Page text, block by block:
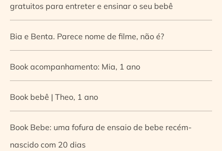
gratuitos para entreter e ensinar o seu bebê
Bia e Benta. Parece nome de filme, não é?
Book acompanhamento: Mia, 1 ano
Book bebê | Theo, 1 ano
Book Bebe: uma fofura de ensaio de bebe recém-
nascido com 20 dias